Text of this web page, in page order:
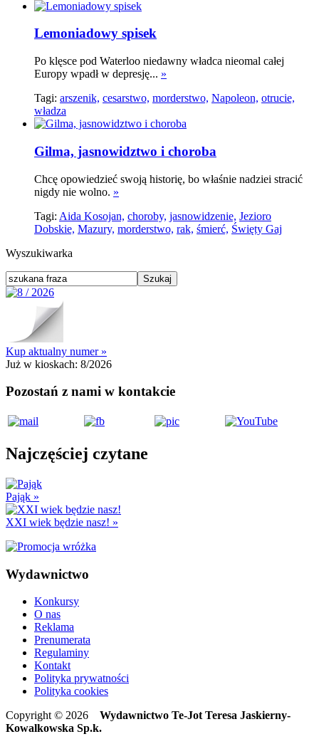
Lemoniadowy spisek
Po klęsce pod Waterloo niedawny władca nieomal całej
Europy wpadł w depresję... »
Tagi: arszenik, cesarstwo, morderstwo, Napoleon, otrucie,
władza
Gilma, jasnowidztwo i choroba
Chcę opowiedzieć swoją historię, bo właśnie nadziei stracić
nigdy nie wolno. »
Tagi: Aida Kosojan, choroby, jasnowidzenie, Jezioro
Dobskie, Mazury, morderstwo, rak, śmierć, Święty Gaj
Wyszukiwarka
Kup aktualny numer »
Już w kioskach: 8/2026
Pozostań z nami w kontakcie
Najczęściej czytane
Pająk »
XXI wiek będzie nasz! »
Wydawnictwo
Konkursy
O nas
Reklama
Prenumerata
Regulaminy
Kontakt
Polityka prywatności
Polityka cookies
Copyright © 2026 Wydawnictwo Te-Jot Teresa Jaskierny-
Kowalkowska Sp.k.